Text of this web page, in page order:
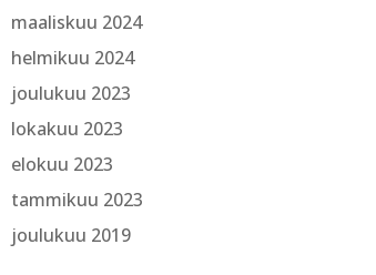
maaliskuu 2024
helmikuu 2024
joulukuu 2023
lokakuu 2023
elokuu 2023
tammikuu 2023
joulukuu 2019